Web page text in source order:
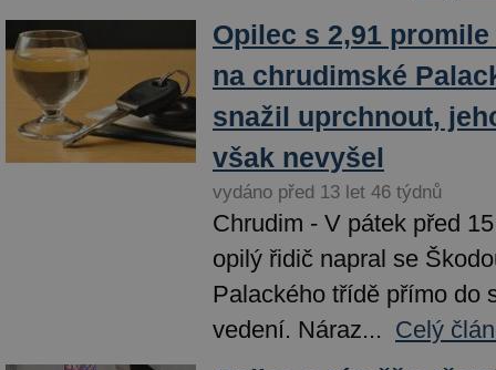
Opilec s 2,91
na chrudimské
snažil uprchnout,
však nevyšel
vydáno před 13 let 46 týdnů
Chrudim - V pátek před
opilý řidič napral se
Palackého třídě přímo do
vedení. Náraz... Celý